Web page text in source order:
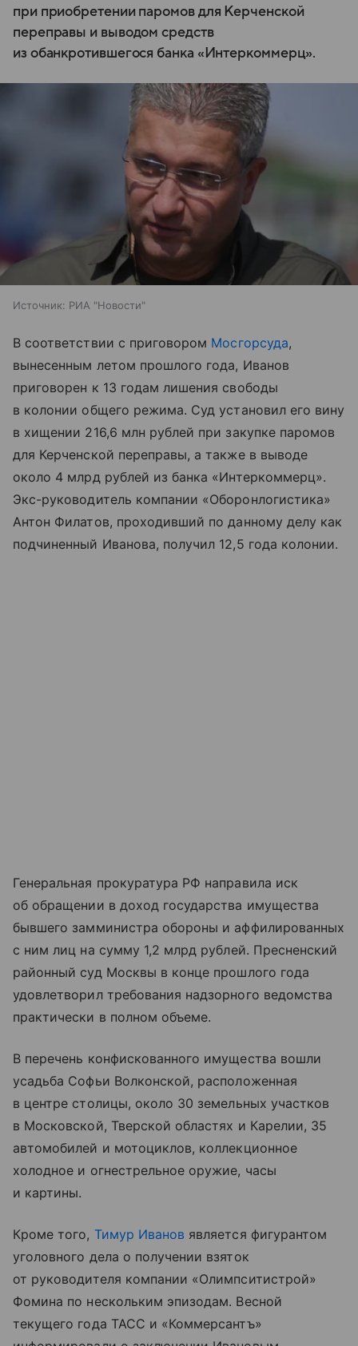
при приобретении паромов для Керченской
переправы и выводом средств
из обанкротившегося банка «Интеркоммерц».
Источник: РИА "Новости"
В соответствии с приговором Мосгорсуда,
вынесенным летом прошлого года, Иванов
приговорен к 13 годам лишения свободы
в колонии общего режима. Суд установил его вину
в хищении 216,6 млн рублей при закупке паромов
для Керченской переправы, а также в выводе
около 4 млрд рублей из банка «Интеркоммерц».
Экс-руководитель компании «Оборонлогистика»
Антон Филатов, проходивший по данному делу как
подчиненный Иванова, получил 12,5 года колонии.
Генеральная прокуратура РФ направила иск
об обращении в доход государства имущества
бывшего замминистра обороны и аффилированных
с ним лиц на сумму 1,2 млрд рублей. Пресненский
районный суд Москвы в конце прошлого года
удовлетворил требования надзорного ведомства
практически в полном объеме.
В перечень конфискованного имущества вошли
усадьба Софьи Волконской, расположенная
в центре столицы, около 30 земельных участков
в Московской, Тверской областях и Карелии, 35
автомобилей и мотоциклов, коллекционное
холодное и огнестрельное оружие, часы
и картины.
Кроме того, Тимур Иванов является фигурантом
уголовного дела о получении взяток
от руководителя компании «Олимпситистрой»
Фомина по нескольким эпизодам. Весной
текущего года ТАСС и «Коммерсантъ»